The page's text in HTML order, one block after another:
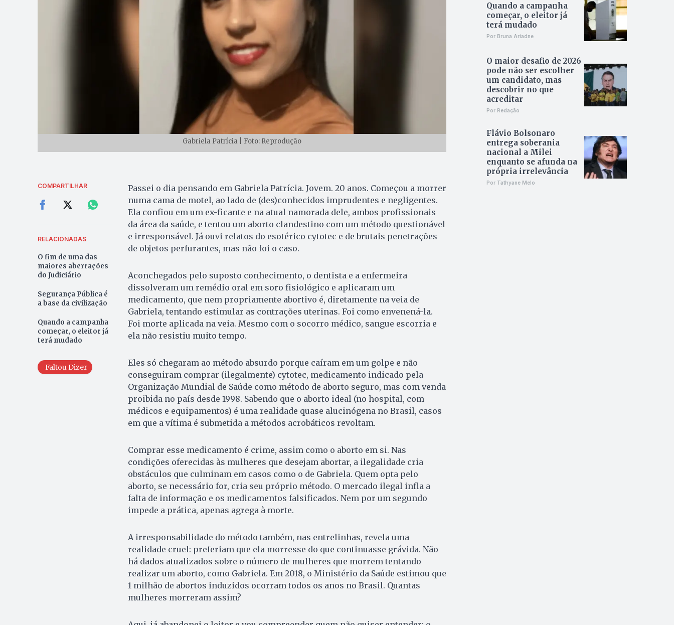
Gabriela Patrícia | Foto: Reprodução
COMPARTILHAR
RELACIONADAS
O fim de uma das
maiores aberrações
do Judiciário
Segurança Pública é
a base da civilização
Quando a campanha
começar, o eleitor já
terá mudado
Faltou Dizer
Passei o dia pensando em Gabriela Patrícia. Jovem. 20 anos. Começou a morrer
numa cama de motel, ao lado de (des)conhecidos imprudentes e negligentes.
Ela confiou em um ex-ficante e na atual namorada dele, ambos profissionais
da área da saúde, e tentou um aborto clandestino com um método questionável
e irresponsável. Já ouvi relatos do esotérico cytotec e de brutais penetrações
de objetos perfurantes, mas não foi o caso.
Aconchegados pelo suposto conhecimento, o dentista e a enfermeira
dissolveram um remédio oral em soro fisiológico e aplicaram um
medicamento, que nem propriamente abortivo é, diretamente na veia de
Gabriela, tentando estimular as contrações uterinas. Foi como envenená-la.
Foi morte aplicada na veia. Mesmo com o socorro médico, sangue escorria e
ela não resistiu muito tempo.
Eles só chegaram ao método absurdo porque caíram em um golpe e não
conseguiram comprar (ilegalmente) cytotec, medicamento indicado pela
Organização Mundial de Saúde como método de aborto seguro, mas com venda
proibida no país desde 1998. Sabendo que o aborto ideal (no hospital, com
médicos e equipamentos) é uma realidade quase alucinógena no Brasil, casos
em que a vítima é submetida a métodos acrobáticos revoltam.
Comprar esse medicamento é crime, assim como o aborto em si. Nas
condições oferecidas às mulheres que desejam abortar, a ilegalidade cria
obstáculos que culminam em casos como o de Gabriela. Quem opta pelo
aborto, se necessário for, cria seu próprio método. O mercado ilegal infla a
falta de informação e os medicamentos falsificados. Nem por um segundo
impede a prática, apenas agrega à morte.
A irresponsabilidade do método também, nas entrelinhas, revela uma
realidade cruel: preferiam que ela morresse do que continuasse grávida. Não
há dados atualizados sobre o número de mulheres que morrem tentando
realizar um aborto, como Gabriela. Em 2018, o Ministério da Saúde estimou que
1 milhão de abortos induzidos ocorram todos os anos no Brasil. Quantas
mulheres morreram assim?
Quando a campanha
começar, o eleitor já
terá mudado
Por Bruna Ariadne
O maior desafio de 2026
pode não ser escolher
um candidato, mas
descobrir no que
acreditar
Por Redação
Flávio Bolsonaro
entrega soberania
nacional a Milei
enquanto se afunda na
própria irrelevância
Por Tathyane Melo